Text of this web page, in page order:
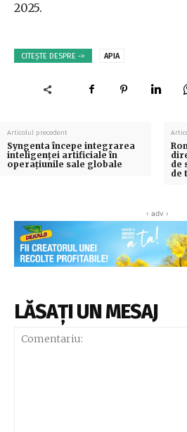
2025.
CITEȘTE DESPRE -> APIA
Articolul precedent
Syngenta începe integrarea
inteligenței artificiale în
operațiunile sale globale
de
de
‹ adv ›
LĂSAȚI UN MESAJ